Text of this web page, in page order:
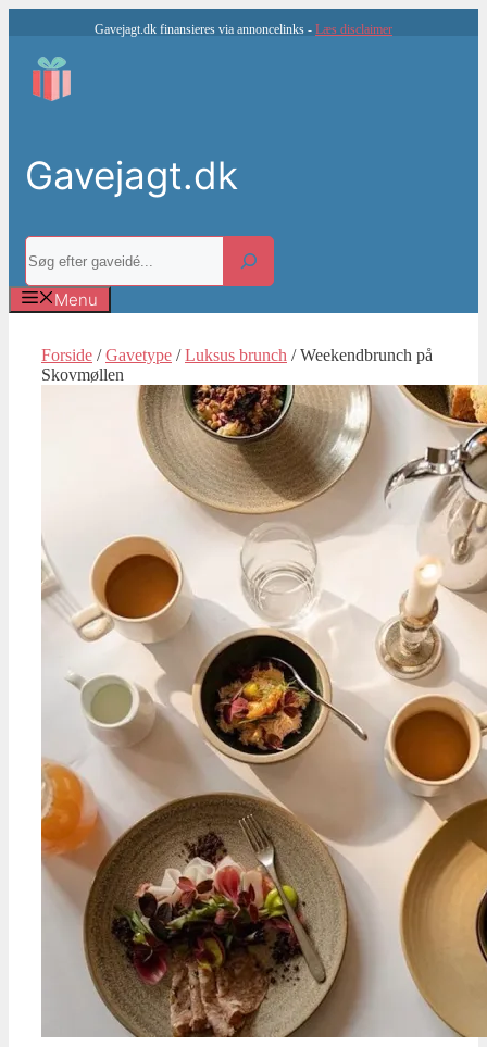
indhold
Gavejagt.dk finansieres via annoncelinks - Læs disclaimer
Gavejagt.dk
Søg
Menu
Forside /Gavetype /Luksus brunch / Weekendbrunch på
Skovmøllen